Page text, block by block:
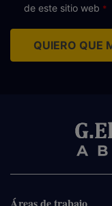
de este sitio web
QUIERO QUE